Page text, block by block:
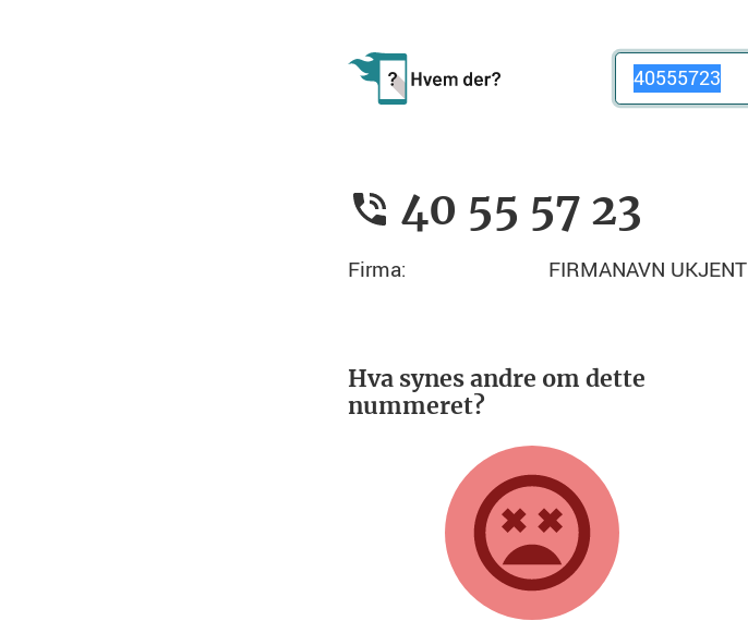
Telefonnummer
40 55 57 23
Firma: FIRMANAVN UKJENT
Hva synes andre om dette
nummeret?